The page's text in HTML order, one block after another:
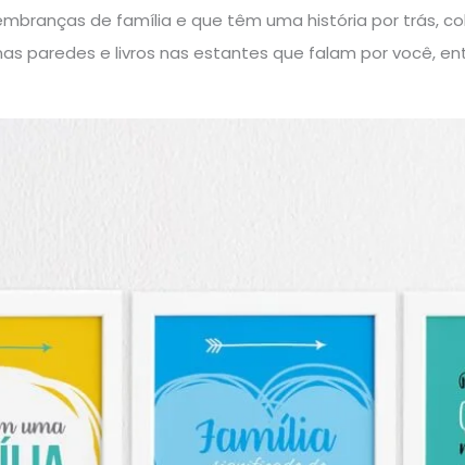
de família e que têm uma história por trás,
paredes e livros nas estantes que falam por você,